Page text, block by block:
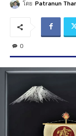
โดย Patranun
0